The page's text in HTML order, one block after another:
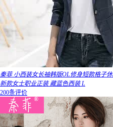
秦菲 小西装女长袖韩版OL修身短款格子
新款女士职业正装 藏蓝色西装 L
200条评价